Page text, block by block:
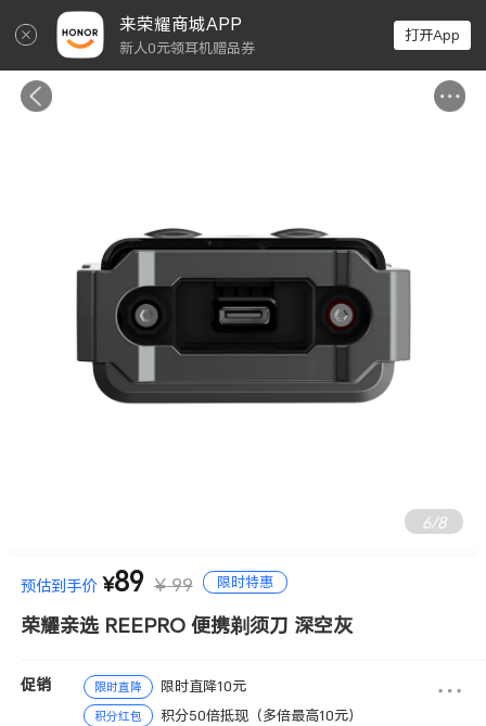
来荣耀商城APP
新人0元领耳机赠品券
打开App
7/8
预估到手价 ¥89 ¥ 99 限时特惠
荣耀亲选 REEPRO 便携剃须刀 深空灰
促销 限时直降 限时直降10元
积分红包 积分50倍抵现（多倍最高10元）